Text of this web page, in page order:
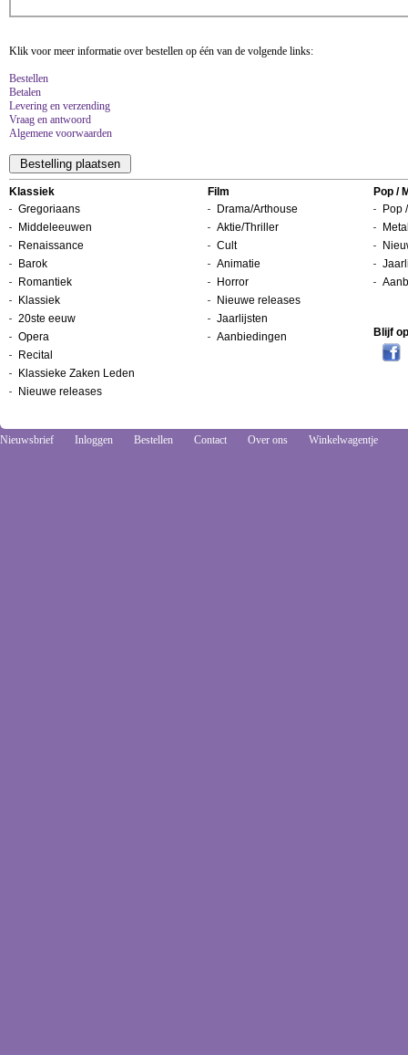
Klik voor meer informatie over bestellen op één van de volgende links:
Bestellen
Betalen
Levering en verzending
Vraag en antwoord
Algemene voorwaarden
Klassiek
Gregoriaans
Middeleeuwen
Renaissance
Barok
Romantiek
Klassiek
20ste eeuw
Opera
Recital
Klassieke Zaken Leden
Nieuwe releases
Film
Drama/Arthouse
Aktie/Thriller
Cult
Animatie
Horror
Nieuwe releases
Jaarlijsten
Aanbiedingen
Pop /
Pop
Blijf
Nieuwsbrief Inloggen Bestellen Contact Over ons Winkelwagentje